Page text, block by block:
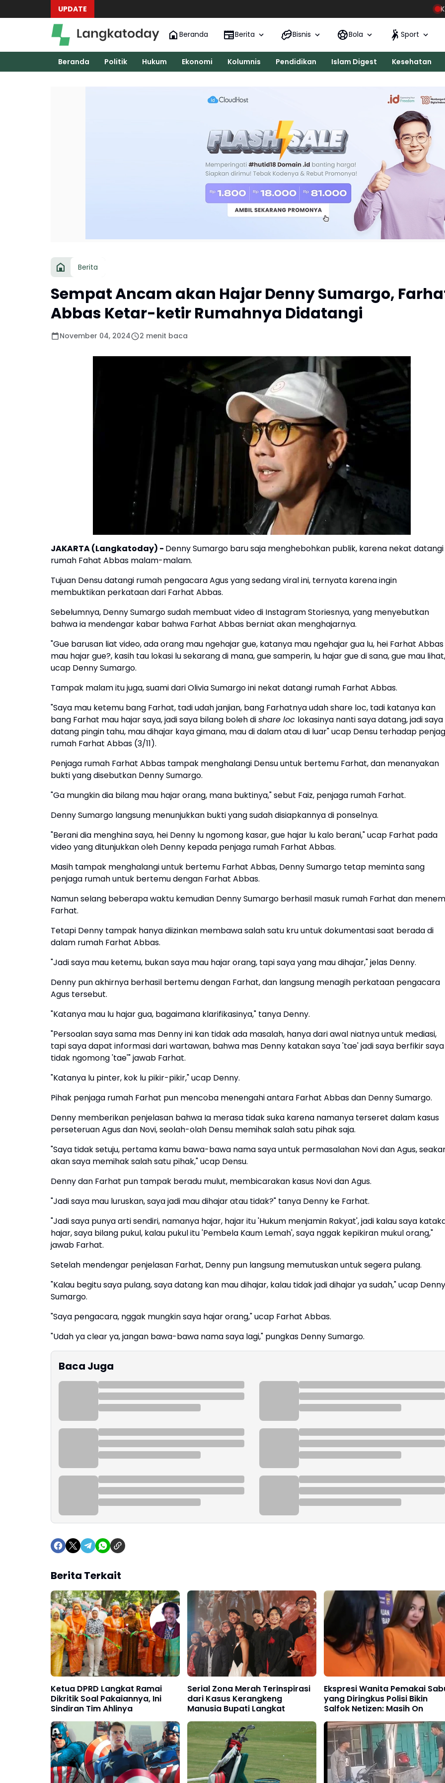
UPDATE KONI
Beranda Berita Bisnis Bola Sport
Beranda Politik Hukum Ekonomi Kolumnis Pendidikan Islam Digest Kesehatan
Berita
Sempat Ancam akan Hajar Denny Sumargo,
Abbas Ketar-ketir Rumahnya Didatangi
November 04, 2024 2 menit baca
JAKARTA (Langkatoday) - Denny Sumargo baru saja menghebohkan publik, karena nekat datangi
rumah Fahat Abbas malam-malam.
Tujuan Densu datangi rumah pengacara Agus yang sedang viral ini, ternyata karena ingin
membuktikan perkataan dari Farhat Abbas.
Sebelumnya, Denny Sumargo sudah membuat video di Instagram Storiesnya, yang menyebutkan
bahwa ia mendengar kabar bahwa Farhat Abbas berniat akan menghajarnya.
"Gue barusan liat video, ada orang mau ngehajar gue, katanya mau ngehajar gua lu, hei Farhat Abbas
mau hajar gue?, kasih tau lokasi lu sekarang di mana, gue samperin, lu hajar gue di sana, gue mau
ucap Denny Sumargo.
Tampak malam itu juga, suami dari Olivia Sumargo ini nekat datangi rumah Farhat Abbas.
"Saya mau ketemu bang Farhat, tadi udah janjian, bang Farhatnya udah share loc, tadi katanya kan
bang Farhat mau hajar saya, jadi saya bilang boleh dishare loc lokasinya nanti saya datang, jadi saya
datang pingin tahu, mau dihajar kaya gimana, mau di dalam atau di luar" ucap Densu terhadap
rumah Farhat Abbas (3/11).
Penjaga rumah Farhat Abbas tampak menghalangi Densu untuk bertemu Farhat, dan menanyakan
bukti yang disebutkan Denny Sumargo.
"Ga mungkin dia bilang mau hajar orang, mana buktinya," sebut Faiz, penjaga rumah Farhat.
Denny Sumargo langsung menunjukkan bukti yang sudah disiapkannya di ponselnya.
"Berani dia menghina saya, hei Denny lu ngomong kasar, gue hajar lu kalo berani," ucap Farhat pada
video yang ditunjukkan oleh Denny kepada penjaga rumah Farhat Abbas.
Masih tampak menghalangi untuk bertemu Farhat Abbas, Denny Sumargo tetap meminta sang
penjaga rumah untuk bertemu dengan Farhat Abbas.
Namun selang beberapa waktu kemudian Denny Sumargo berhasil masuk rumah Farhat dan
Farhat.
Tetapi Denny tampak hanya diizinkan membawa salah satu kru untuk dokumentasi saat berada di
dalam rumah Farhat Abbas.
"Jadi saya mau ketemu, bukan saya mau hajar orang, tapi saya yang mau dihajar," jelas Denny.
Denny pun akhirnya berhasil bertemu dengan Farhat, dan langsung menagih perkataan pengacara
Agus tersebut.
"Katanya mau lu hajar gua, bagaimana klarifikasinya," tanya Denny.
"Persoalan saya sama mas Denny ini kan tidak ada masalah, hanya dari awal niatnya untuk mediasi,
tapi saya dapat informasi dari wartawan, bahwa mas Denny katakan saya 'tae' jadi saya berfikir saya
tidak ngomong 'tae'" jawab Farhat.
"Katanya lu pinter, kok lu pikir-pikir," ucap Denny.
Pihak penjaga rumah Farhat pun mencoba menengahi antara Farhat Abbas dan Denny Sumargo.
Denny memberikan penjelasan bahwa Ia merasa tidak suka karena namanya terseret dalam kasus
perseteruan Agus dan Novi, seolah-olah Densu memihak salah satu pihak saja.
"Saya tidak setuju, pertama kamu bawa-bawa nama saya untuk permasalahan Novi dan Agus,
akan saya memihak salah satu pihak," ucap Densu.
Denny dan Farhat pun tampak beradu mulut, membicarakan kasus Novi dan Agus.
"Jadi saya mau luruskan, saya jadi mau dihajar atau tidak?" tanya Denny ke Farhat.
"Jadi saya punya arti sendiri, namanya hajar, hajar itu 'Hukum menjamin Rakyat', jadi kalau saya
hajar, saya bilang pukul, kalau pukul itu 'Pembela Kaum Lemah', saya nggak kepikiran mukul orang,"
jawab Farhat.
Setelah mendengar penjelasan Farhat, Denny pun langsung memutuskan untuk segera pulang.
"Kalau begitu saya pulang, saya datang kan mau dihajar, kalau tidak jadi dihajar ya sudah," ucap Denny
Sumargo.
"Saya pengacara, nggak mungkin saya hajar orang," ucap Farhat Abbas.
"Udah ya clear ya, jangan bawa-bawa nama saya lagi," pungkas Denny Sumargo.
Baca Juga
Berita Terkait
Ketua DPRD Langkat Ramai
Dikritik Soal Pakaiannya, Ini
Sindiran Tim Ahlinya
Serial Zona Merah Terinspirasi
dari Kasus Kerangkeng
Manusia Bupati Langkat
Ekspresi Wanita Pemakai
yang Diringkus Polisi Bikin
Salfok Netizen: Masih On